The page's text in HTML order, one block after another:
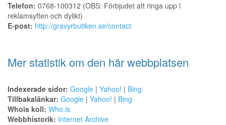
Telefon: 0768-100312 (OBS: Förbjudet att ringa upp i
reklamsyften och dylikt)
E-post: http://gravyrbutiken.se/contact
Mer statistik om den här webbplatsen
Indexerade sidor: Google | Yahoo! | Bing
Tillbakalänkar: Google | Yahoo! | Bing
Whois koll: Who.is
Webbhistorik: Internet Archive